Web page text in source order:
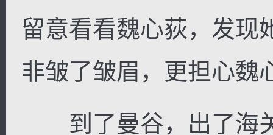
留意看看魏心荻，发现
非皱了皱眉，更担心魏
到了曼谷，出了海